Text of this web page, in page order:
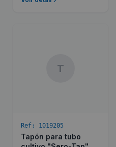
T
Ref: 1019205
Tapón para tubo